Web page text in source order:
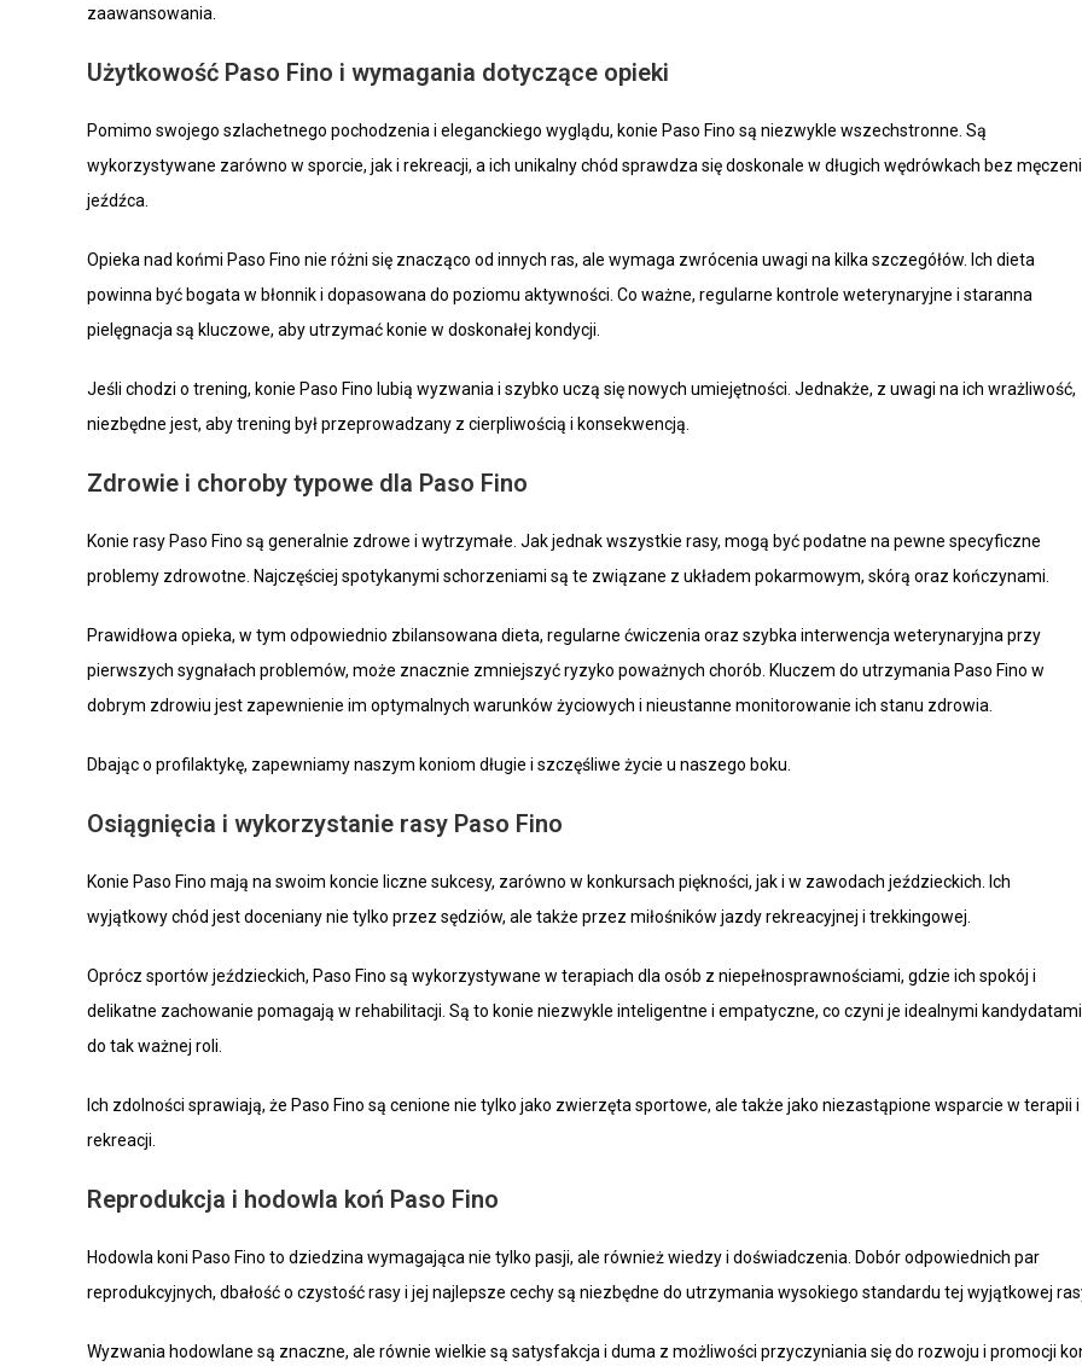
zaawansowania.
Użytkowość Paso Fino i wymagania dotyczące opieki
Pomimo swojego szlachetnego pochodzenia i eleganckiego wyglądu, konie Paso Fino są niezwykle wszechstronne. Są
wykorzystywane zarówno w sporcie, jak i rekreacji, a ich unikalny chód sprawdza się doskonale w długich wędrówkach bez
jeźdźca.
Opieka nad końmi Paso Fino nie różni się znacząco od innych ras, ale wymaga zwrócenia uwagi na kilka szczegółów. Ich dieta
powinna być bogata w błonnik i dopasowana do poziomu aktywności. Co ważne, regularne kontrole weterynaryjne i staranna
pielęgnacja są kluczowe, aby utrzymać konie w doskonałej kondycji.
Jeśli chodzi o trening, konie Paso Fino lubią wyzwania i szybko uczą się nowych umiejętności. Jednakże, z uwagi na ich wrażliwość,
niezbędne jest, aby trening był przeprowadzany z cierpliwością i konsekwencją.
Zdrowie i choroby typowe dla Paso Fino
Konie rasy Paso Fino są generalnie zdrowe i wytrzymałe. Jak jednak wszystkie rasy, mogą być podatne na pewne specyficzne
problemy zdrowotne. Najczęściej spotykanymi schorzeniami są te związane z układem pokarmowym, skórą oraz kończynami.
Prawidłowa opieka, w tym odpowiednio zbilansowana dieta, regularne ćwiczenia oraz szybka interwencja weterynaryjna przy
pierwszych sygnałach problemów, może znacznie zmniejszyć ryzyko poważnych chorób. Kluczem do utrzymania Paso Fino w
dobrym zdrowiu jest zapewnienie im optymalnych warunków życiowych i nieustanne monitorowanie ich stanu zdrowia.
Dbając o profilaktykę, zapewniamy naszym koniom długie i szczęśliwe życie u naszego boku.
Osiągnięcia i wykorzystanie rasy Paso Fino
Konie Paso Fino mają na swoim koncie liczne sukcesy, zarówno w konkursach piękności, jak i w zawodach jeździeckich. Ich
wyjątkowy chód jest doceniany nie tylko przez sędziów, ale także przez miłośników jazdy rekreacyjnej i trekkingowej.
Oprócz sportów jeździeckich, Paso Fino są wykorzystywane w terapiach dla osób z niepełnosprawnościami, gdzie ich spokój i
delikatne zachowanie pomagają w rehabilitacji. Są to konie niezwykle inteligentne i empatyczne, co czyni je idealnymi kandydatami
do tak ważnej roli.
Ich zdolności sprawiają, że Paso Fino są cenione nie tylko jako zwierzęta sportowe, ale także jako niezastąpione wsparcie w terapii i
rekreacji.
Reprodukcja i hodowla koń Paso Fino
Hodowla koni Paso Fino to dziedzina wymagająca nie tylko pasji, ale również wiedzy i doświadczenia. Dobór odpowiednich par
reprodukcyjnych, dbałość o czystość rasy i jej najlepsze cechy są niezbędne do utrzymania wysokiego standardu tej wyjątkowej
Wyzwania hodowlane są znaczne, ale równie wielkie są satysfakcja i duma z możliwości przyczyniania się do rozwoju i promocji